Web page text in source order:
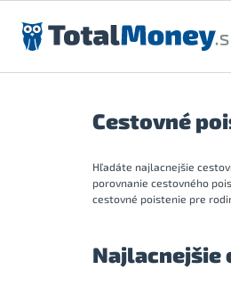
Preskočiť na obsah
Cestovné
Hľadáte najlacnejšie
porovnanie cestovného
cestovné poistenie pre
Najlacnejšie